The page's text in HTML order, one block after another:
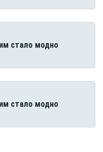
стало модно
стало модно